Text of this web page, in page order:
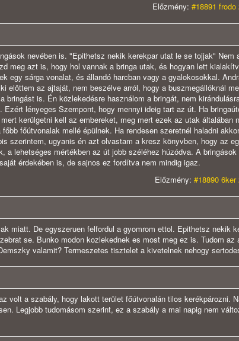
Előzmény: #18891
nevében is. "Epithetsz nekik kerekpar utat le se tojjak" Nem
meg azt is, hogy hol vannak a bringa utak, és hogyan lett
egy sárga vonalat, és állandó harcban vagy a gyalokosokkal.
elöttem az ajtaját, nem beszélve arról, hogy a buszmegállóknál
is. Én közlekedésre használom a bringát, nem
lényeges Szempont, hogy mennyi ideig tart az út. Ha
kerülgetni kell az embereket, meg mert ezek az utak általában
főútvonalak mellé épülnek. Ha rendesen szeretnél haladni
szerintem, ugyanis én azt olvastam a kresz könyvben, hogy az
a lehetséges mértékben az út jobb széléhez húzódva. A bringások
érdekében is, de sajnos ez fordítva nem mindig igaz.
Előzmény: #18890
miatt. De egyszeruen felfordul a gyomrom ettol. Epithetsz nekik
se. Bunko modon kozlekednek es most meg ez is. Tudom az
valamit? Termeszetes tisztelet a kivetelnek nehogy
volt a szabály, hogy lakott terület főútvonalán tilos kerékpározni.
Legjobb tudomásom szerint, ez a szabály a mai napig nem